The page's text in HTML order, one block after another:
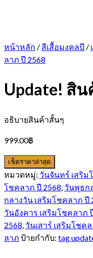
หน้าหลัก / สีเสื้อมงคลปี /
ลาภ ปี 2568
Update! สิ
อธิบายสินค้าสั้นๆ
999.00฿
เช็คราคาล่าสุด
หมวดหมู่: วันจันทร์ เสริม
โชคลาภ ปี 2568, วันพุธก
กลางวัน เสริมโชคลาภ ปี
วันอังคาร เสริมโชคลาภ
2568, วันเสาร์ เสริมโชค
ลาภ ป้ายกำกับ: tag